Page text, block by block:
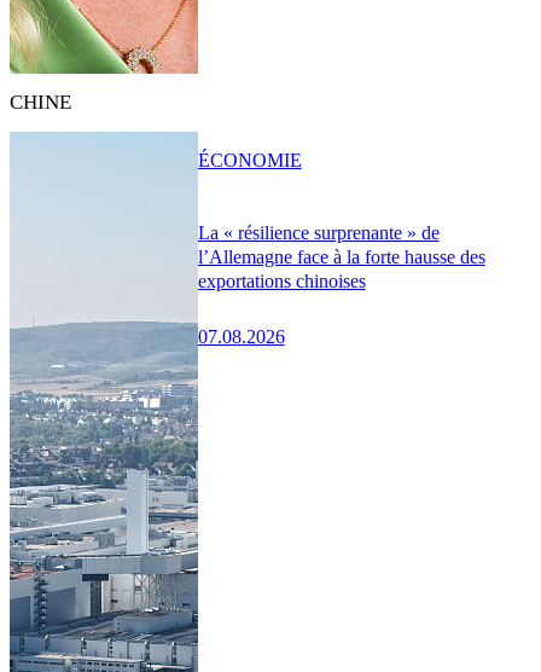
CHINE
La « résilience surprenante » de
l’Allemagne face à la forte hausse des
exportations chinoises
07.08.2026
ÉCONOMIE